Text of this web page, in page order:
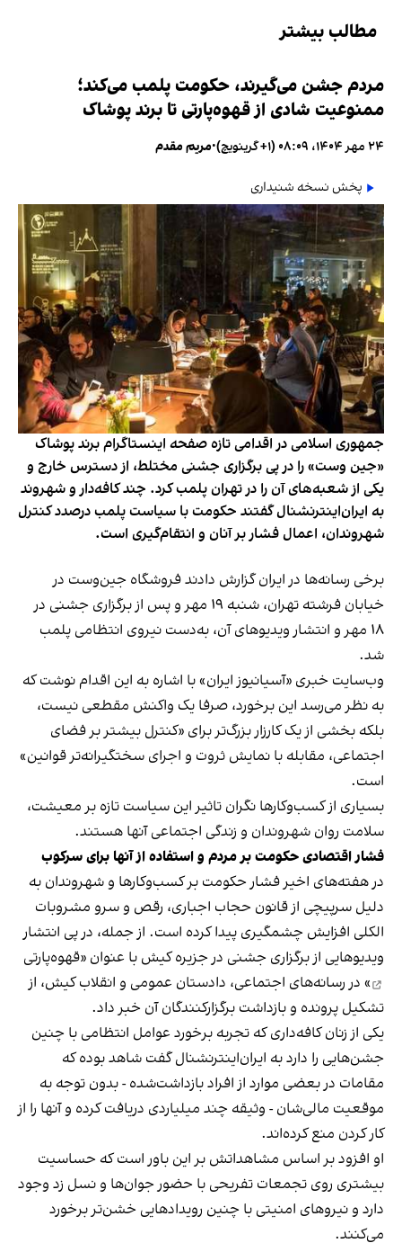
مطالب بیشتر
مردم جشن می‌گیرند، حکومت پلمب می‌کند؛
ممنوعیت شادی از قهوه‌پارتی تا برند پوشاک
۲۴ مهر ۱۴۰۴، ۰۸:۰۹ (‎+۱ گرینویچ) •مریم مقدم
پخش نسخه شنیداری
جمهوری اسلامی در اقدامی تازه صفحه اینستاگرام برند پوشاک
«جین وست» را در پی برگزاری جشنی مختلط، از دسترس خارج و
یکی از شعبه‌های آن را در تهران پلمب کرد. چند کافه‌‌دار و شهروند
به ایران‌اینترنشنال گفتند حکومت با سیاست پلمب درصدد کنترل
شهروندان، اعمال فشار بر آنان و انتقام‌گیری است.
برخی رسانه‌ها در ایران گزارش دادند فروشگاه جین‌وست در
خیابان فرشته تهران، شنبه ۱۹ مهر و پس از برگزاری جشنی در
۱۸ مهر و انتشار ویدیوهای آن، به‌دست نیروی انتظامی پلمب
شد.
وب‌سایت خبری «آسیانیوز ایران» با اشاره به این اقدام نوشت که
به نظر می‌رسد این برخورد، صرفا یک واکنش مقطعی نیست،
بلکه بخشی از یک کارزار بزرگ‌تر برای «کنترل بیشتر بر فضای
اجتماعی، مقابله با نمایش ثروت و اجرای سختگیرانه‌تر قوانین»
است.
بسیاری از کسب‌وکارها نگران تاثیر این سیاست‌ تازه بر معیشت،
سلامت روان شهروندان و زندگی اجتماعی آنها هستند.
فشار اقتصادی حکومت بر مردم و استفاده از آنها برای سرکوب
در هفته‌های اخیر فشار حکومت بر کسب‌وکارها و شهروندان به
دلیل سرپیچی از قانون حجاب اجباری، رقص و سرو مشروبات
الکلی افزایش چشمگیری پیدا کرده است. از جمله، در پی انتشار
ویدیوهایی از برگزاری جشنی در جزیره کیش با عنوان «قهوه‌پارتی
» در رسانه‌های اجتماعی، دادستان عمومی و انقلاب کیش، از
تشکیل پرونده و بازداشت برگزارکنندگان آن خبر داد.
یکی از زنان کافه‌داری که تجربه برخورد عوامل انتظامی با چنین
جشن‌هایی را دارد به ایران‌اینترنشنال گفت شاهد بوده که
مقامات در بعضی موارد از افراد بازداشت‌‌شده - بدون توجه به
موقعیت مالی‌شان - وثیقه چند میلیاردی دریافت کرده و آنها را از
کار کردن منع کرده‌اند.
او افزود بر اساس مشاهداتش بر این باور است که حساسیت
بیشتری روی تجمعات تفریحی با حضور جوان‌ها و نسل زد وجود
دارد و نیروهای امنیتی با چنین رویدادهایی خشن‌تر برخورد
می‌کنند.